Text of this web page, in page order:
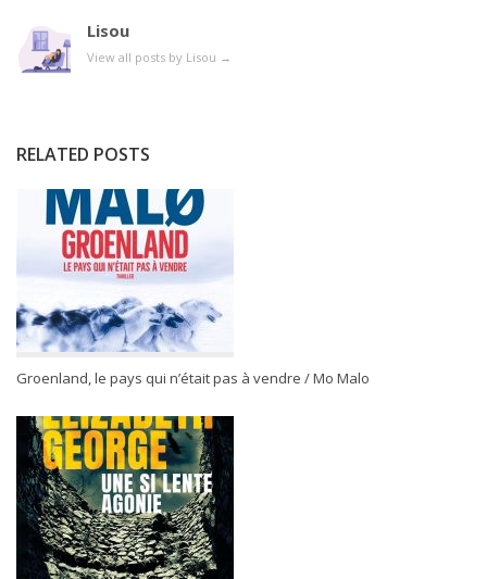
Lisou
View all posts by Lisou →
RELATED POSTS
Groenland, le pays qui n’était pas à vendre / Mo Malo